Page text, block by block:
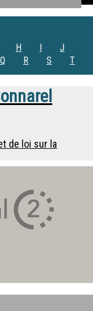
H I
J
Q R S
T
de loi sur la